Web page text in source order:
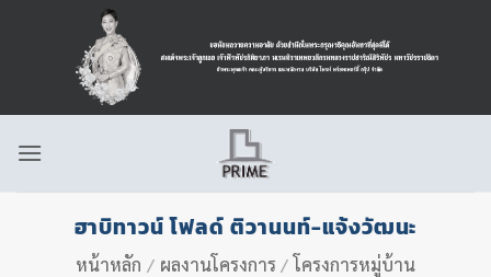
ฮาบิทาวน์ โฟลด์ ติวานนท์-แจ้งวัฒนะ
หน้าหลัก / ผลงานโครงการ / โครงการหมู่บ้าน